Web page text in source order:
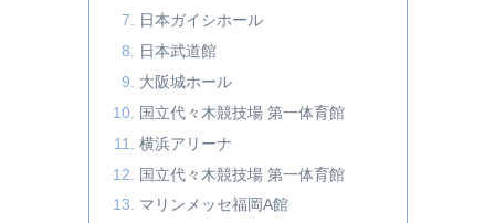
日本ガイシホール
日本武道館
大阪城ホール
国立代々木競技場 第一体育館
横浜アリーナ
国立代々木競技場 第一体育館
マリンメッセ福岡A館